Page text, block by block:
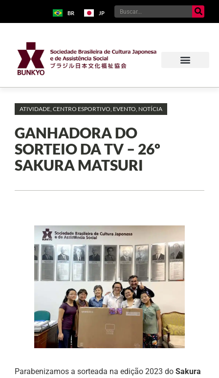
BR JP
ATIVIDADE CENTRO ESPORTIVO EVENTO NOTÍCIA
GANHADORA DO
SORTEIO DA TV – 26º
SAKURA MATSURI
Parabenizamos a sorteada na edição 2023 do Sakura